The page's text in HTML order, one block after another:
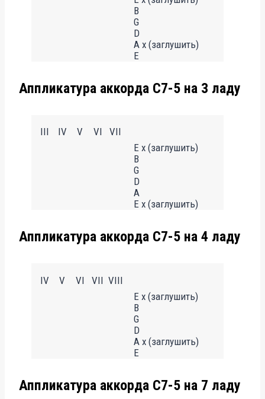
B
G
D
A x (заглушить)
E
Аппликатура аккорда C7-5 на 3 ладу
VII
VI
V
IV
III
E x (заглушить)
B
G
D
A
E x (заглушить)
Аппликатура аккорда C7-5 на 4 ладу
VIII
VII
VI
V
IV
E x (заглушить)
B
G
D
A x (заглушить)
E
Аппликатура аккорда C7-5 на 7 ладу